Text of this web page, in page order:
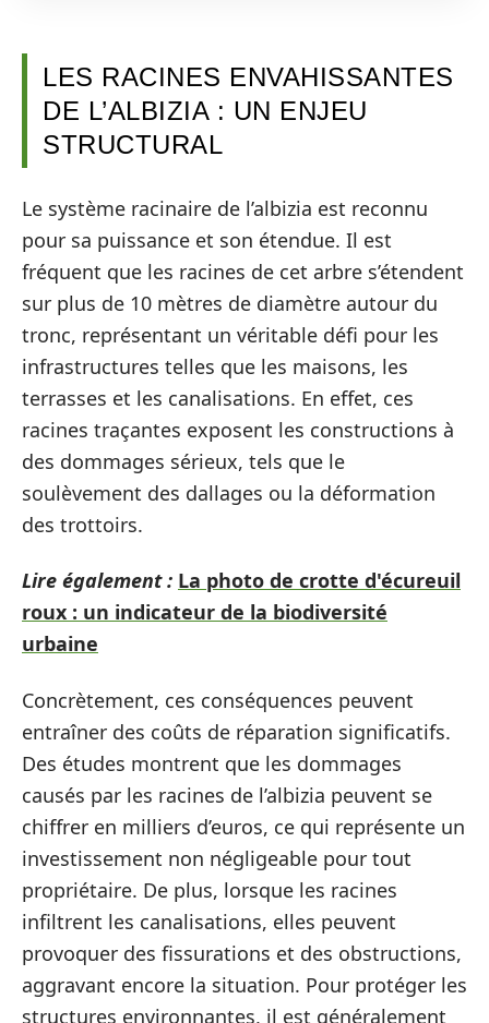
LES RACINES ENVAHISSANTES
DE L’ALBIZIA : UN ENJEU
STRUCTURAL
Le système racinaire de l’albizia est reconnu
pour sa puissance et son étendue. Il est
fréquent que les racines de cet arbre s’étendent
sur plus de 10 mètres de diamètre autour du
tronc, représentant un véritable défi pour les
infrastructures telles que les maisons, les
terrasses et les canalisations. En effet, ces
racines traçantes exposent les constructions à
des dommages sérieux, tels que le
soulèvement des dallages ou la déformation
des trottoirs.
Lire également : La photo de crotte d'écureuil
roux : un indicateur de la biodiversité
urbaine
Concrètement, ces conséquences peuvent
entraîner des coûts de réparation significatifs.
Des études montrent que les dommages
causés par les racines de l’albizia peuvent se
chiffrer en milliers d’euros, ce qui représente un
investissement non négligeable pour tout
propriétaire. De plus, lorsque les racines
infiltrent les canalisations, elles peuvent
provoquer des fissurations et des obstructions,
aggravant encore la situation. Pour protéger les
structures environnantes, il est généralement